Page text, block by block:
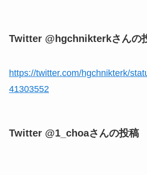
Twitter @hgchnikterkさんの
https://twitter.com/hgchnikterk/
41303552
Twitter @1_choaさんの投稿